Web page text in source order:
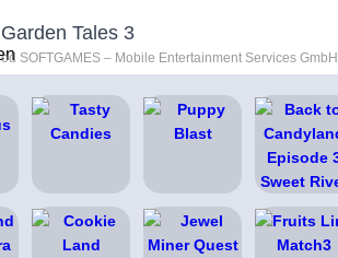
Garden Tales 3
od SOFTGAMES – Mobile Entertainment Services GmbH